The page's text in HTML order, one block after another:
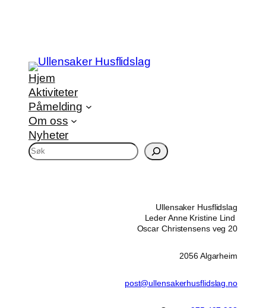
Hjem
Aktiviteter
Påmelding
Om oss
Nyheter
S
ø
Ullensaker Husflidslag
Leder Anne Kristine Lind
Oscar Christensens veg 20
2056 Algarheim
post@ullensakerhusflidslag.no